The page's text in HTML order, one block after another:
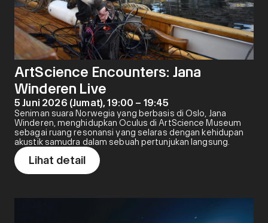
ArtScience Encounters: Jana
Winderen Live
5 Juni 2026 (Jumat), 19:00 – 19:45
Seniman suara Norwegia yang berbasis di Oslo, Jana
Winderen, menghidupkan Oculus di ArtScience Museum
sebagai ruang resonansi yang selaras dengan kehidupan
akustik samudra dalam sebuah pertunjukan langsung.
Lihat detail